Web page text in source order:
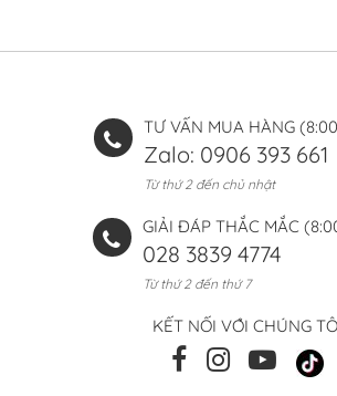
TƯ VẤN MUA HÀNG
Zalo: 0906 393 661
Từ thứ 2 đến chủ nhật
GIẢI ĐÁP THẮC MẮC
028 3839 4774
Từ thứ 2 đến thứ 7
KẾT NỐI VỚI CHÚNG